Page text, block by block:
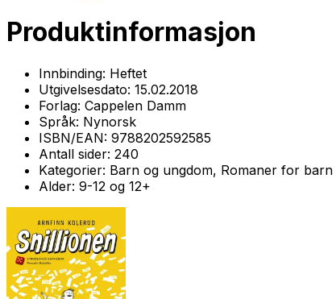
Produktinformasjon
Innbinding: Heftet
Utgivelsesdato: 15.02.2018
Forlag: Cappelen Damm
Språk: Nynorsk
ISBN/EAN: 9788202592585
Antall sider: 240
Kategorier: Barn og ungdom, Romaner for barn
Alder: 9-12 og 12+